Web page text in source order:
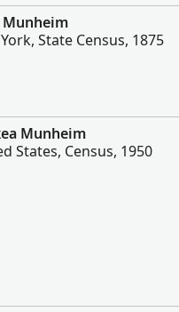
Munheim
State Census, 1875
Munheim
States, Census, 1950